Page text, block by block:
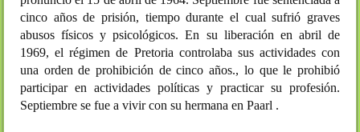
cinco años de prisión, tiempo durante el cual sufrió graves
abusos físicos y psicológicos. En su liberación en abril de
1969, el régimen de Pretoria controlaba sus actividades con
una orden de prohibición de cinco años., lo que le prohibió
participar en actividades políticas y practicar su profesión.
Septiembre se fue a vivir con su hermana en Paarl .